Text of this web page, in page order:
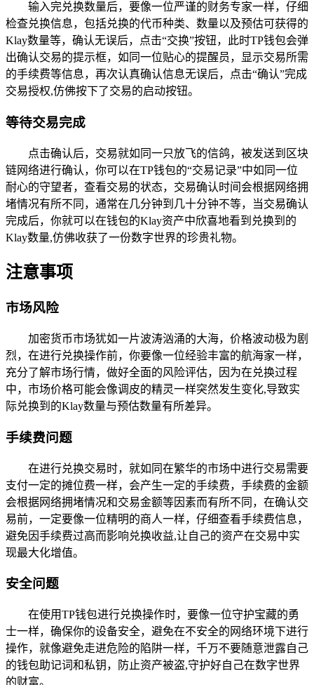
输入完兑换数量后，要像一位严谨的财务专家一样，仔细
检查兑换信息，包括兑换的代币种类、数量以及预估可获得的
Klay数量等，确认无误后，点击“交换”按钮，此时TP钱包会弹
出确认交易的提示框，如同一位贴心的提醒员，显示交易所需
的手续费等信息，再次认真确认信息无误后，点击“确认”完成
交易授权,仿佛按下了交易的启动按钮。
等待交易完成
点击确认后，交易就如同一只放飞的信鸽，被发送到区块
链网络进行确认，你可以在TP钱包的“交易记录”中如同一位
耐心的守望者，查看交易的状态，交易确认时间会根据网络拥
堵情况有所不同，通常在几分钟到几十分钟不等，当交易确认
完成后，你就可以在钱包的Klay资产中欣喜地看到兑换到的
Klay数量,仿佛收获了一份数字世界的珍贵礼物。
注意事项
市场风险
加密货币市场犹如一片波涛汹涌的大海，价格波动极为剧
烈，在进行兑换操作前，你要像一位经验丰富的航海家一样，
充分了解市场行情，做好全面的风险评估，因为在兑换过程
中，市场价格可能会像调皮的精灵一样突然发生变化,导致实
际兑换到的Klay数量与预估数量有所差异。
手续费问题
在进行兑换交易时，就如同在繁华的市场中进行交易需要
支付一定的摊位费一样，会产生一定的手续费，手续费的金额
会根据网络拥堵情况和交易金额等因素而有所不同，在确认交
易前，一定要像一位精明的商人一样，仔细查看手续费信息，
避免因手续费过高而影响兑换收益,让自己的资产在交易中实
现最大化增值。
安全问题
在使用TP钱包进行兑换操作时，要像一位守护宝藏的勇
士一样，确保你的设备安全，避免在不安全的网络环境下进行
操作，就像避免走进危险的陷阱一样，千万不要随意泄露自己
的钱包助记词和私钥，防止资产被盗,守护好自己在数字世界
的财富。